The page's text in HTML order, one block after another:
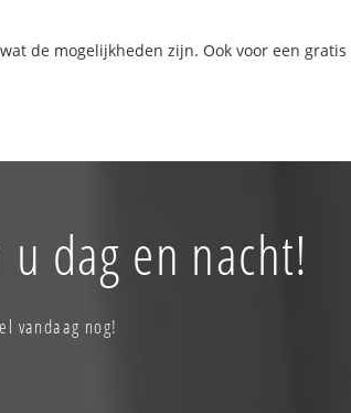
de mogelijkheden zijn. Ook voor een gratis
dag en nacht!
vandaag nog!